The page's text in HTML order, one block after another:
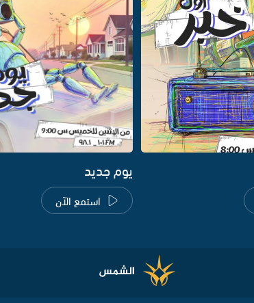
يوم جديد
استمع الآن